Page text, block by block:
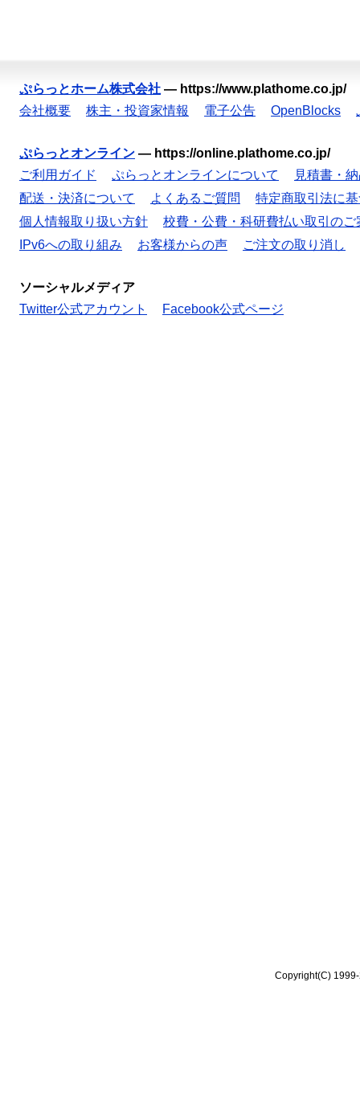
ぷらっとホーム株式会社 — https://www.plathome.co.jp/
会社概要
株主・投資家情報 電子公告 OpenBlocks
ぷらっとオンライン — https://online.plathome.co.jp/
ご利用ガイド
ぷらっとオンラインについて
見積書・
配送・決済について
よくあるご質問
特定商取引法に
個人情報取り扱い方針
校費・公費・科研費払い取引のご
IPv6への取り組み
お客様からの声 ご注文の取り消し
ソーシャルメディア
Twitter公式アカウント
Facebook公式ページ
Copyright(C)